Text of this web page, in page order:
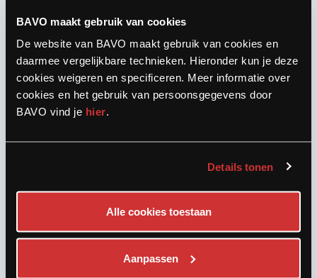
BAVO maakt gebruik van cookies
De website van BAVO maakt gebruik van cookies en
daarmee vergelijkbare technieken. Hieronder kun je deze
cookies weigeren en specificeren. Meer informatie over
cookies en het gebruik van persoonsgegevens door
BAVO vind je hier.
Details tonen
Alle cookies toestaan
Aanpassen
TRAINING CODE 95
Fysieke belasting (met e-learning)